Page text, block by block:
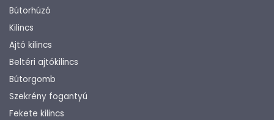
Bútorhúzó
Kilincs
Ajtó kilincs
Beltéri ajtókilincs
Bútorgomb
Szekrény fogantyú
Fekete kilincs